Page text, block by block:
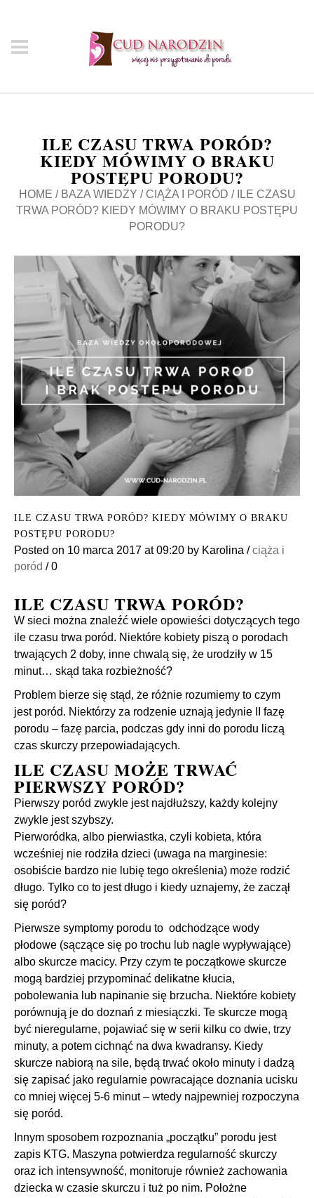
ILE CZASU TRWA PORÓD?
KIEDY MÓWIMY O BRAKU
POSTĘPU PORODU?
HOME / BAZA WIEDZY / CIĄŻA I PORÓD /
ILE CZASU
TRWA PORÓD? KIEDY MÓWIMY O BRAKU POSTĘPU
PORODU?
ILE CZASU TRWA PORÓD? KIEDY MÓWIMY O BRAKU
POSTĘPU PORODU?
Posted on 10 marca 2017 at 09:20 by Karolina /ciąża i
poród /0
ILE CZASU TRWA PORÓD?
W sieci można znaleźć wiele opowieści dotyczących tego
ile czasu trwa poród. Niektóre kobiety piszą o porodach
trwających 2 doby, inne chwalą się, że urodziły w 15
minut… skąd taka rozbieżność?
Problem bierze się stąd, że różnie rozumiemy to czym
jest poród. Niektórzy za rodzenie uznają jedynie II fazę
porodu – fazę parcia, podczas gdy inni do porodu liczą
czas skurczy przepowiadających.
ILE CZASU MOŻE TRWAĆ
PIERWSZY PORÓD?
Pierwszy poród zwykle jest najdłuższy, każdy kolejny
zwykle jest szybszy.
Pierworódka, albo pierwiastka, czyli kobieta, która
wcześniej nie rodziła dzieci (uwaga na marginesie:
osobiście bardzo nie lubię tego określenia) może rodzić
długo. Tylko co to jest długo i kiedy uznajemy, że zaczął
się poród?
Pierwsze symptomy porodu to odchodzące wody
płodowe (sączące się po trochu lub nagle wypływające)
albo skurcze macicy. Przy czym te początkowe skurcze
mogą bardziej przypominać delikatne kłucia,
pobolewania lub napinanie się brzucha. Niektóre kobiety
porównują je do doznań z miesiączki. Te skurcze mogą
być nieregularne, pojawiać się w serii kilku co dwie, trzy
minuty, a potem cichnąć na dwa kwadransy. Kiedy
skurcze nabiorą na sile, będą trwać około minuty i dadzą
się zapisać jako regularnie powracające doznania ucisku
co mniej więcej 5-6 minut – wtedy najpewniej rozpoczyna
się poród.
Innym sposobem rozpoznania „początku” porodu jest
zapis KTG. Maszyna potwierdza regularność skurczy
oraz ich intensywność, monitoruje również zachowania
dziecka w czasie skurczu i tuż po nim. Położne